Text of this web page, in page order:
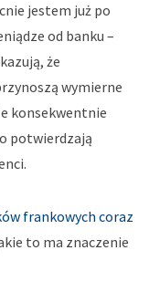
jestem już po
od banku –
że
wymierne
konsekwentnie
potwierdzają
frankowych coraz
to ma znaczenie